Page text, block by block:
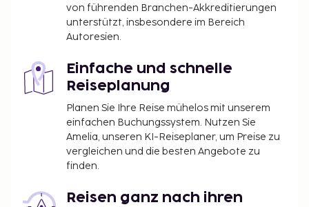
von führenden Branchen-Akkreditierungen
unterstützt, insbesondere im Bereich
Autoresien.
Einfache und schnelle
Reiseplanung
Planen Sie Ihre Reise mühelos mit unserem
einfachen Buchungssystem. Nutzen Sie
Amelia, unseren KI-Reiseplaner, um Preise zu
vergleichen und die besten Angebote zu
finden.
Reisen ganz nach ihren